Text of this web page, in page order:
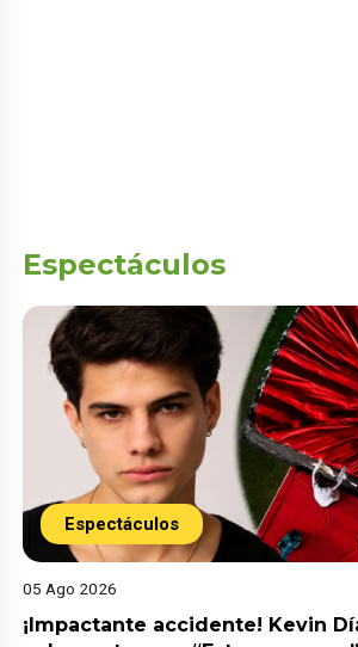
Espectáculos
Espectáculos
05 Ago 2026
¡Impactante accidente! Kevin